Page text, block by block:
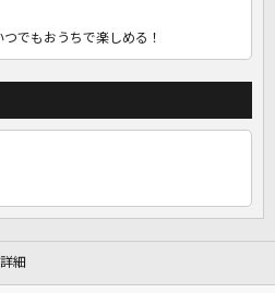
でもおうちで楽しめる！
細